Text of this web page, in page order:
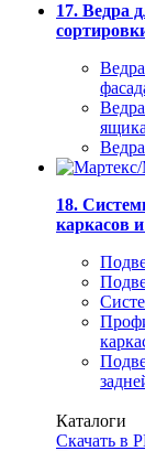
17. Ведра
18.
каркасов
Каталоги
Скачать в